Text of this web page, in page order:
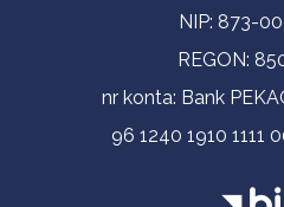
NIP: 873-
REGON:
nr konta: Bank
96 1240 1910 1111